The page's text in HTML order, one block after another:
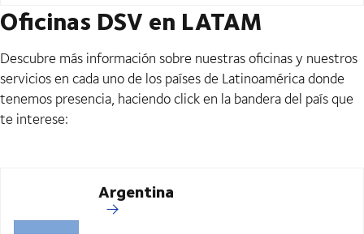
Oficinas DSV en LATAM
Descubre más información sobre nuestras oficinas y nuestros
servicios en cada uno de los países de Latinoamérica donde
tenemos presencia, haciendo click en la bandera del país que
te interese:
Argentina